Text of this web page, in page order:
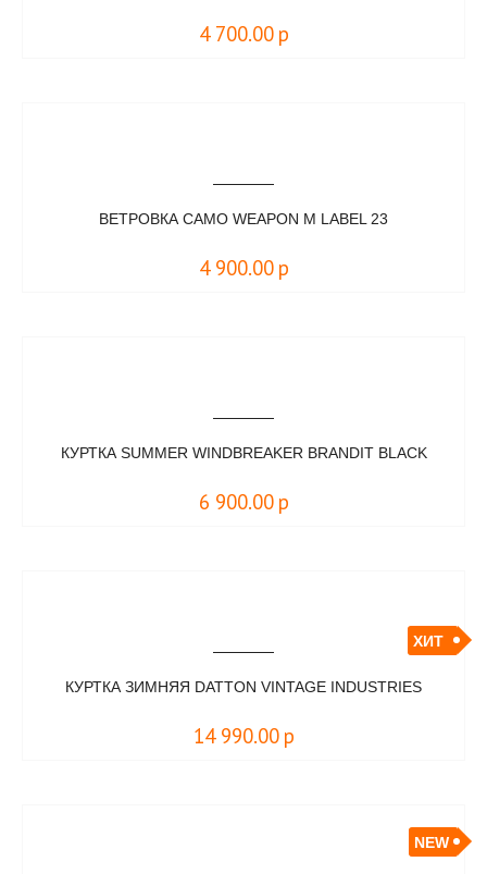
4 700.00 р
ВЕТРОВКА CAMO WEAPON M LABEL 23
4 900.00 р
КУРТКА SUMMER WINDBREAKER BRANDIT BLACK
6 900.00 р
ХИТ
КУРТКА ЗИМНЯЯ DATTON VINTAGE INDUSTRIES
14 990.00 р
NEW